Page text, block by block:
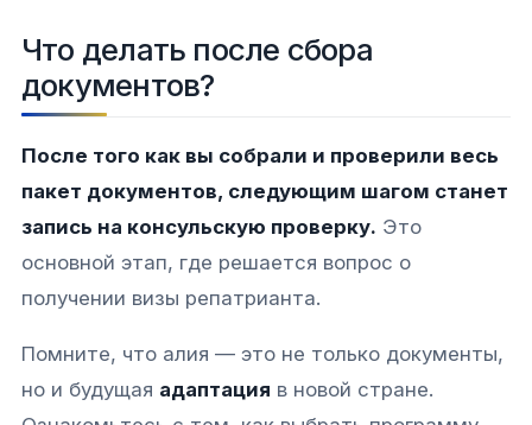
Что делать после сбора
документов?
После того как вы собрали и проверили весь
пакет документов, следующим шагом станет
запись на консульскую проверку. Это
основной этап, где решается вопрос о
получении визы репатрианта.
Помните, что алия — это не только документы,
но и будущая адаптация в новой стране.